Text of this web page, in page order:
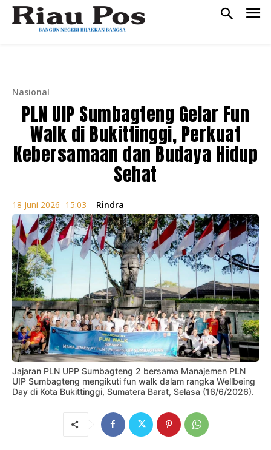
Nasional
PLN UIP Sumbagteng Gelar Fun
Walk di Bukittinggi, Perkuat
Kebersamaan dan Budaya Hidup
Sehat
18 Juni 2026 -15:03 | Rindra
Jajaran PLN UPP Sumbagteng 2 bersama Manajemen PLN
UIP Sumbagteng mengikuti fun walk dalam rangka Wellbeing
Day di Kota Bukittinggi, Sumatera Barat, Selasa (16/6/2026).